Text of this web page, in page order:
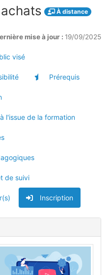
À distance
mise à jour : 19/09/2025
visé
Prérequis
l'issue de la formation
de suivi
Inscription